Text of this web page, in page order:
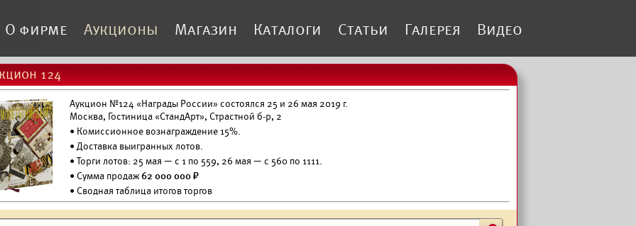
О фирме Аукционы Магазин Каталоги Статьи Галерея Видео
124
Аукцион №124 «Награды России» состоялся 25 и 26 мая 2019 г.
Москва, Гостиница «СтандАрт», Страстной б-р, 2
• Комиссионное вознаграждение 15%.
• Доставка выигранных лотов.
• Торги лотов: 25 мая — с 1 по 559, 26 мая — с 560 по 1111.
• Сумма продаж62 000 000 ₽
• Сводная таблица итогов торгов